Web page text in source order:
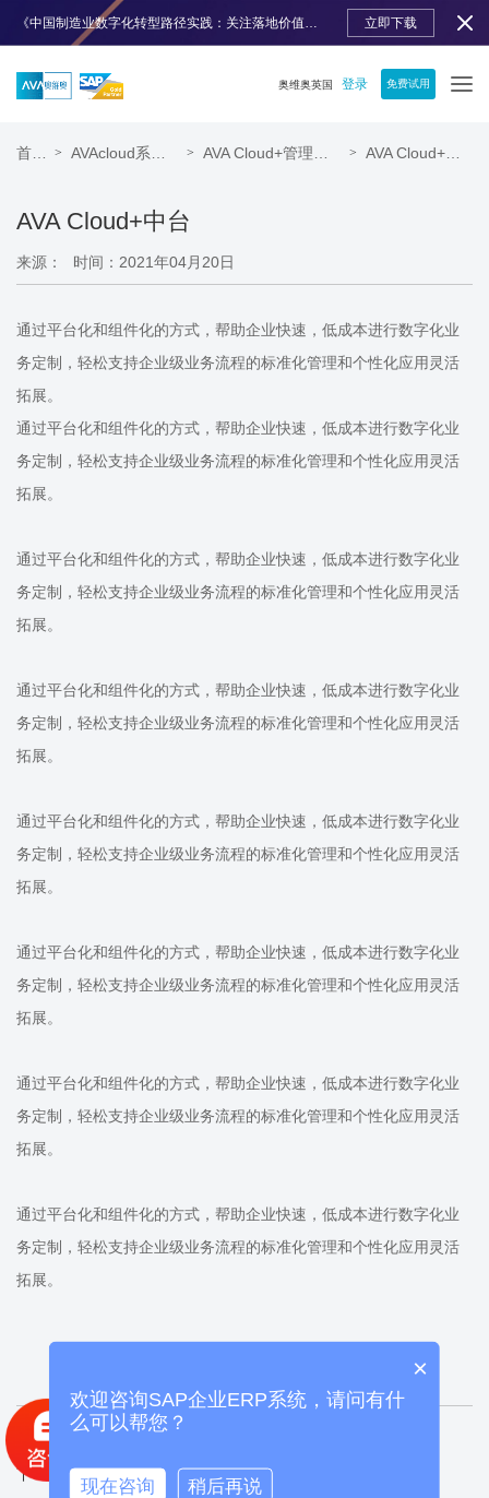
立即下载
奥维奥英国 登录 免费试用
> > > AVA Cloud+中台
AVA Cloud+中台
来源： 时间：2021年04月20日
通过平台化和组件化的方式，帮助企业快速，低成本进行数字化业
务定制，轻松支持企业级业务流程的标准化管理和个性化应用灵活
拓展。
通过平台化和组件化的方式，帮助企业快速，低成本进行数字化业
务定制，轻松支持企业级业务流程的标准化管理和个性化应用灵活
拓展。
通过平台化和组件化的方式，帮助企业快速，低成本进行数字化业
务定制，轻松支持企业级业务流程的标准化管理和个性化应用灵活
拓展。
通过平台化和组件化的方式，帮助企业快速，低成本进行数字化业
务定制，轻松支持企业级业务流程的标准化管理和个性化应用灵活
拓展。
通过平台化和组件化的方式，帮助企业快速，低成本进行数字化业
务定制，轻松支持企业级业务流程的标准化管理和个性化应用灵活
拓展。
通过平台化和组件化的方式，帮助企业快速，低成本进行数字化业
务定制，轻松支持企业级业务流程的标准化管理和个性化应用灵活
拓展。
通过平台化和组件化的方式，帮助企业快速，低成本进行数字化业
务定制，轻松支持企业级业务流程的标准化管理和个性化应用灵活
拓展。
通过平台化和组件化的方式，帮助企业快速，低成本进行数字化业
务定制，轻松支持企业级业务流程的标准化管理和个性化应用灵活
拓展。
上一篇：
下一篇：Vstore全渠道销售管理系统
×
欢迎咨询SAP企业ERP系统，请问有什
么可以帮您？
现在咨询 稍后再说